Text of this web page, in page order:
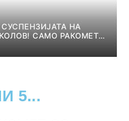
НА
САМО РАКОМЕТ
5...